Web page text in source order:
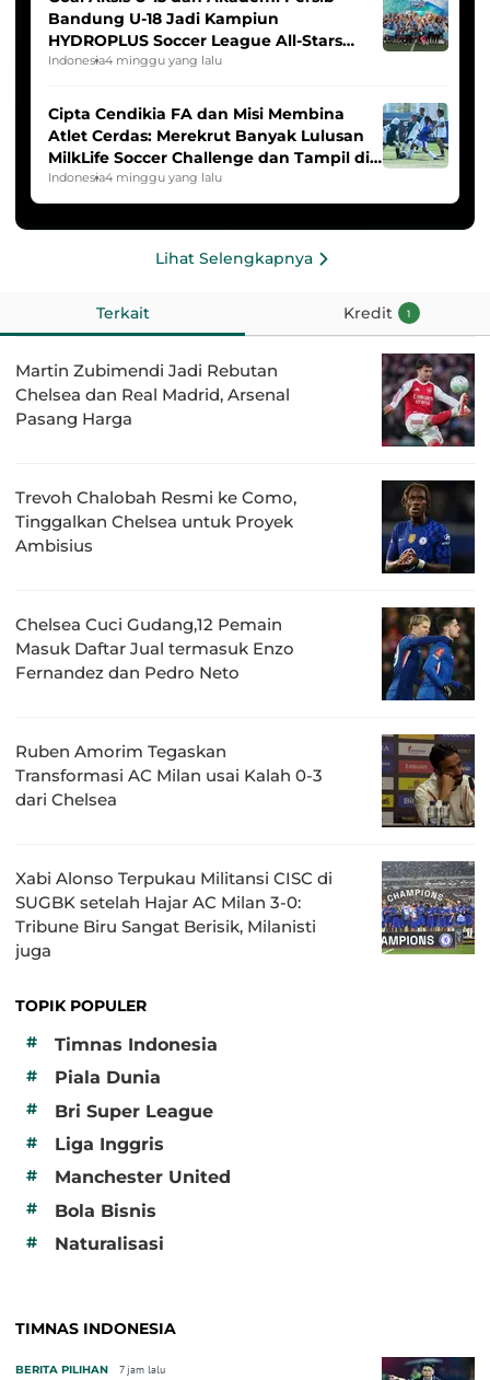
Bandung U-18 Jadi Kampiun
HYDROPLUS Soccer League All-Stars
2025/2026
Indonesia4 minggu yang lalu
Cipta Cendikia FA dan Misi Membina
Atlet Cerdas: Merekrut Banyak Lulusan
MilkLife Soccer Challenge dan Tampil di
HYDROPLUS Soccer League
Indonesia4 minggu yang lalu
Lihat Selengkapnya
Terkait Kredit 1
Martin Zubimendi Jadi Rebutan
Chelsea dan Real Madrid, Arsenal
Pasang Harga
Trevoh Chalobah Resmi ke Como,
Tinggalkan Chelsea untuk Proyek
Ambisius
Chelsea Cuci Gudang,12 Pemain
Masuk Daftar Jual termasuk Enzo
Fernandez dan Pedro Neto
Ruben Amorim Tegaskan
Transformasi AC Milan usai Kalah 0-3
dari Chelsea
Xabi Alonso Terpukau Militansi CISC di
SUGBK setelah Hajar AC Milan 3-0:
Tribune Biru Sangat Berisik, Milanisti
juga
TOPIK POPULER
#
Timnas Indonesia
# Piala Dunia
# Bri Super League
# Liga Inggris
# Manchester United
# Bola Bisnis
# Naturalisasi
TIMNAS INDONESIA
BERITA PILIHAN 7 jam lalu